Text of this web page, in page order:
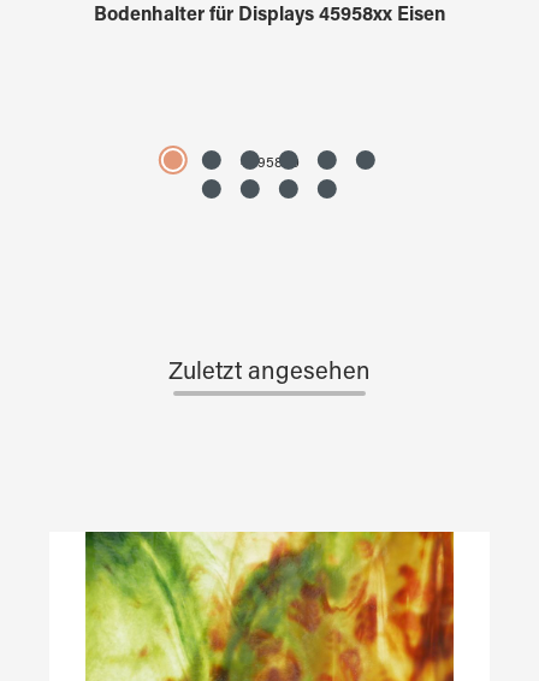
Bodenhalter für Displays 45958xx Eisen
4595890
Zuletzt angesehen
Produktgalerie überspringen